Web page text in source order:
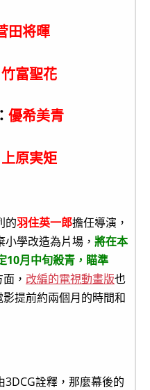
田将暉
竹富聖花
優希美青
上原実矩
的羽住英一郎擔任導演，
學改造為片場， 將在本
10月中旬殺青，瞄準
， 改編的電視動畫版也
提前約兩個月的時間和
詮釋，那麼幕後的